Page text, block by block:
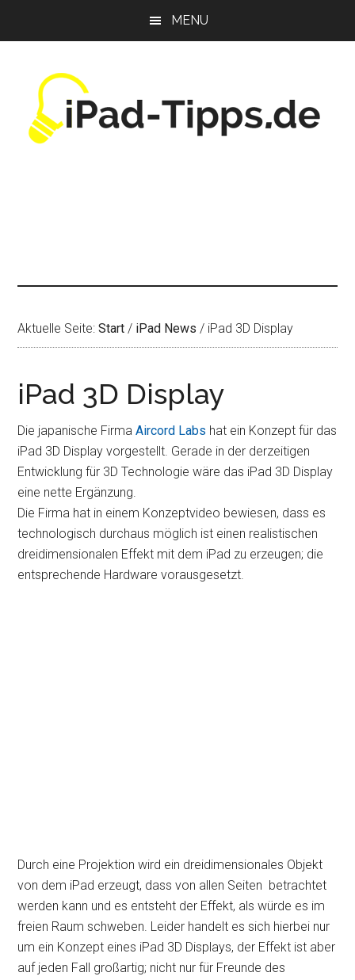
MENU
Aktuelle Seite:Start / iPad News / iPad 3D Display
iPad 3D Display
Die japanische FirmaAircord Labs hat ein Konzept für das
iPad 3D Display vorgestellt. Gerade in der derzeitigen
Entwicklung für 3D Technologie wäre das iPad 3D Display
eine nette Ergänzung.
Die Firma hat in einem Konzeptvideo bewiesen, dass es
technologisch durchaus möglich ist einen realistischen
dreidimensionalen Effekt mit dem iPad zu erzeugen; die
entsprechende Hardware vorausgesetzt.
Durch eine Projektion wird ein dreidimensionales Objekt
von dem iPad erzeugt, dass von allen Seiten betrachtet
werden kann und es entsteht der Effekt, als würde es im
freien Raum schweben. Leider handelt es sich hierbei nur
um ein Konzept eines iPad 3D Displays, der Effekt ist aber
auf jeden Fall großartig; nicht nur für Freunde des